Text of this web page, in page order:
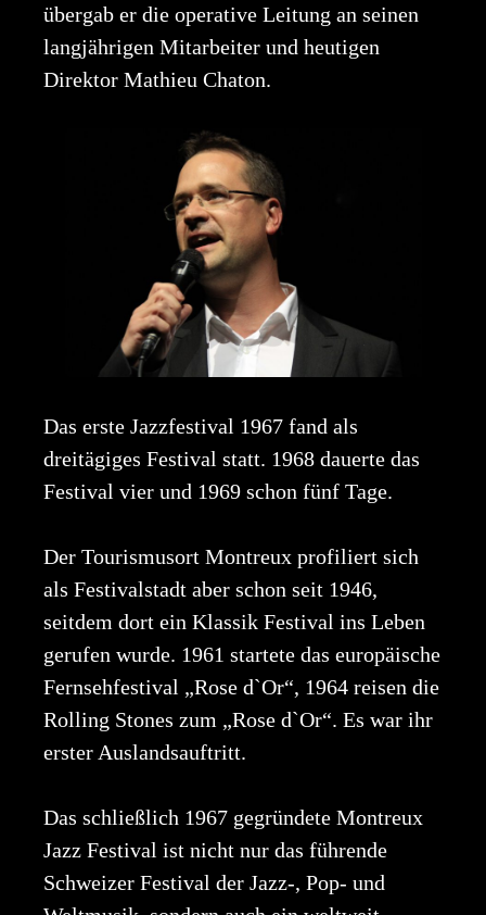
übergab er die operative Leitung an seinen
langjährigen Mitarbeiter und heutigen
Direktor Mathieu Chaton.
Das erste Jazzfestival 1967 fand als
dreitägiges Festival statt. 1968 dauerte das
Festival vier und 1969 schon fünf Tage.
Der Tourismusort Montreux profiliert sich
als Festivalstadt aber schon seit 1946,
seitdem dort ein Klassik Festival ins Leben
gerufen wurde. 1961 startete das europäische
Fernsehfestival „Rose d`Or“, 1964 reisen die
Rolling Stones zum „Rose d`Or“. Es war ihr
erster Auslandsauftritt.
Das schließlich 1967 gegründete Montreux
Jazz Festival ist nicht nur das führende
Schweizer Festival der Jazz-, Pop- und